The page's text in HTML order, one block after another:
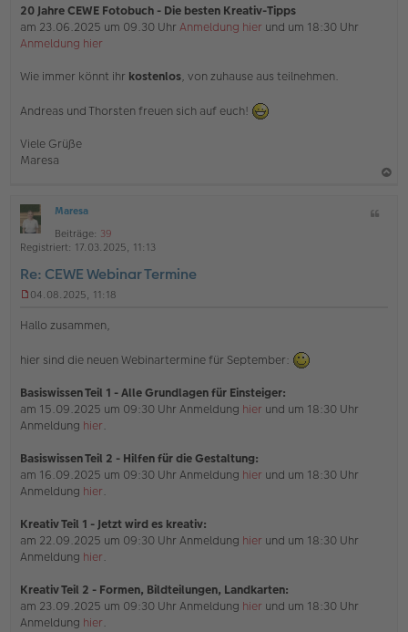
20 Jahre CEWE Fotobuch - Die besten Kreativ-Tipps
am 23.06.2025 um 09.30 Uhr Anmeldung hier und um 18:30 Uhr
Anmeldung hier
Wie immer könnt ihr kostenlos, von zuhause aus teilnehmen.
Andreas und Thorsten freuen sich auf euch!
Viele Grüße
Maresa
ff
l
n
e
Maresa
Beiträge: 39
Registriert: 17.03.2025, 11:13
Re: CEWE Webinar Termine
g
l
e
n
e
B
i
t
a
g
04.08.2025, 11:18
Hallo zusammen,
hier sind die neuen Webinartermine für September:
Basiswissen Teil 1 - Alle Grundlagen für Einsteiger:
am 15.09.2025 um 09:30 Uhr Anmeldung hier und um 18:30 Uhr
Anmeldung hier.
Basiswissen Teil 2 - Hilfen für die Gestaltung:
am 16.09.2025 um 09:30 Uhr Anmeldung hier und um 18:30 Uhr
Anmeldung hier.
Kreativ Teil 1 - Jetzt wird es kreativ:
am 22.09.2025 um 09:30 Uhr Anmeldung hier und um 18:30 Uhr
Anmeldung hier.
Kreativ Teil 2 - Formen, Bildteilungen, Landkarten:
am 23.09.2025 um 09:30 Uhr Anmeldung hier und um 18:30 Uhr
Anmeldung hier.